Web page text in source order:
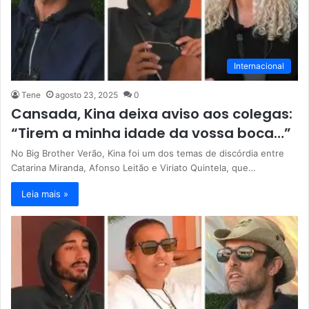
Internacional
Tene agosto 23, 2025 0
Cansada, Kina deixa aviso aos colegas:
“Tirem a minha idade da vossa boca…”
No Big Brother Verão, Kina foi um dos temas de discórdia entre
Catarina Miranda, Afonso Leitão e Viriato Quintela, que…
Leia mais »